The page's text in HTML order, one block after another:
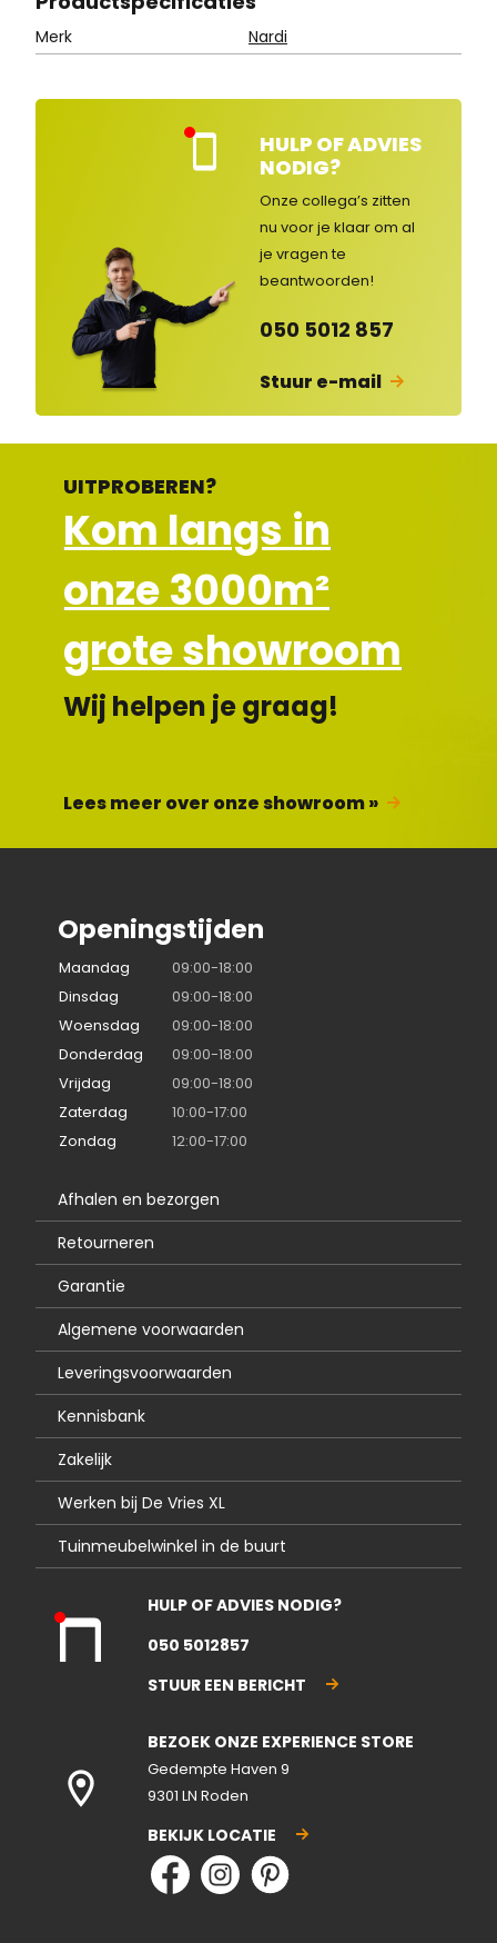
Merk Nardi
nte
en
HULP OF ADVIES
NODIG?
Onze collega’s zitten
nu voor je klaar om al
je vragen te
beantwoorden!
050 5012 857
Stuur e-mail
UITPROBEREN?
Kom langs in
onze 3000m²
grote showroom
Wij helpen je graag!
Lees meer over onze showroom »
Openingstijden
Maandag
09:00-18:00
Dinsdag
09:00-18:00
Woensdag
09:00-18:00
Donderdag
09:00-18:00
Vrijdag
09:00-18:00
Zaterdag
10:00-17:00
Zondag
12:00-17:00
Afhalen en bezorgen
Retourneren
Garantie
Algemene voorwaarden
Leveringsvoorwaarden
Kennisbank
Zakelijk
Werken bij De Vries XL
Tuinmeubelwinkel in de buurt
nte
ote
n
HULP OF ADVIES NODIG?
050 5012857
STUUR EEN BERICHT
BEZOEK ONZE EXPERIENCE STORE
Gedempte Haven 9
9301 LN Roden
BEKIJK LOCATIE